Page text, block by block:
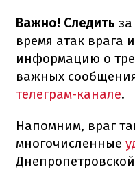
Важно! Следить
время атак врага
информацию о
важных
телеграм-канале.
Напомним, враг
многочисленные